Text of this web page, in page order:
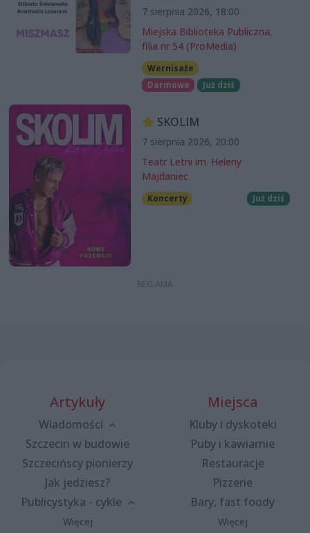
7 sierpnia 2026, 18:00
Miejska Biblioteka Publiczna,
filia nr 54 (ProMedia)
Wernisaże
Darmowe
Już dziś
SKOLIM
7 sierpnia 2026, 20:00
Teatr Letni im. Heleny
Majdaniec
Koncerty Już dziś
Artykuły
Wiadomości
Szczecin w budowie
Szczecińscy pionierzy
Jak jedziesz?
Publicystyka - cykle
Więcej
Miejsca
Kluby i dyskoteki
Puby i kawiarnie
Restauracje
Pizzerie
Bary, fast foody
Więcej